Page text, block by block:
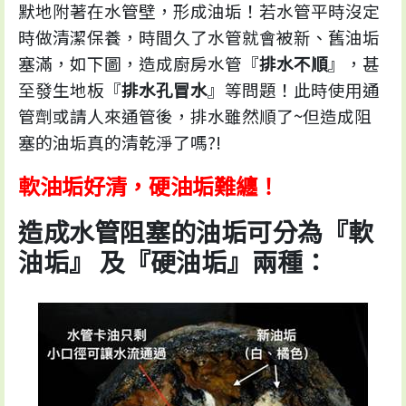
默地附著在水管壁，形成油垢！若水管平時沒定
時做清潔保養，時間久了水管就會被新、舊油垢
塞滿，如下圖，造成廚房水管『排水不順』，甚
至發生地板『排水孔冒水』等問題！此時使用通
管劑或請人來通管後，排水雖然順了~但造成阻
塞的油垢真的清乾淨了嗎?!
軟油垢好清，硬油垢難纏！
造成水管阻塞的油垢可分為『軟
油垢』 及『硬油垢』兩種：